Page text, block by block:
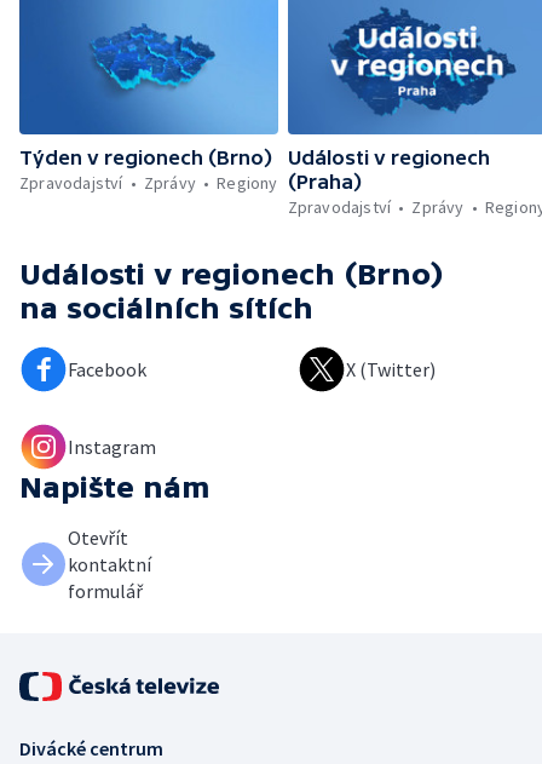
Týden v regionech (Brno)
Zpravodajství
Zprávy Regiony
Události v regionech
(Praha)
Zpravodajství
Zprávy
Události v regionech (Brno)
na sociálních sítích
Facebook X (Twitter)
Instagram
Napište nám
Otevřít
kontaktní
formulář
Divácké centrum